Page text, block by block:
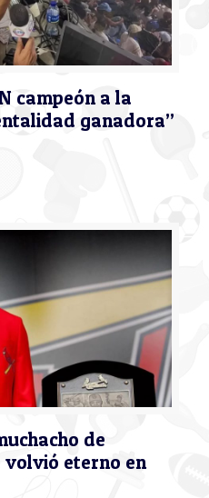
campeón a la
ganadora”
de
volvió eterno en